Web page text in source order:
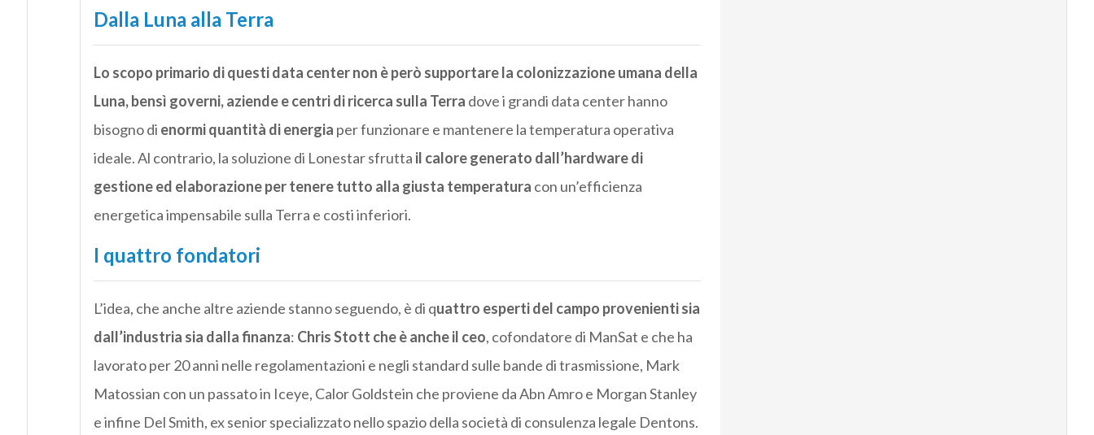
Dalla Luna alla Terra
Lo scopo primario di questi data center non è però supportare la colonizzazione umana della
Luna, bensì governi, aziende e centri di ricerca sulla Terra dove i grandi data center hanno
bisogno di enormi quantità di energia per funzionare e mantenere la temperatura operativa
ideale. Al contrario, la soluzione di Lonestar sfrutta il calore generato dall’hardware di
gestione ed elaborazione per tenere tutto alla giusta temperatura con un’efficienza
energetica impensabile sulla Terra e costi inferiori.
I quattro fondatori
L’idea, che anche altre aziende stanno seguendo, è di quattro esperti del campo provenienti sia
dall’industria sia dalla finanza: Chris Stott che è anche il ceo, cofondatore di ManSat e che ha
lavorato per 20 anni nelle regolamentazioni e negli standard sulle bande di trasmissione, Mark
Matossian con un passato in Iceye, Calor Goldstein che proviene da Abn Amro e Morgan Stanley
e infine Del Smith, ex senior specializzato nello spazio della società di consulenza legale Dentons.